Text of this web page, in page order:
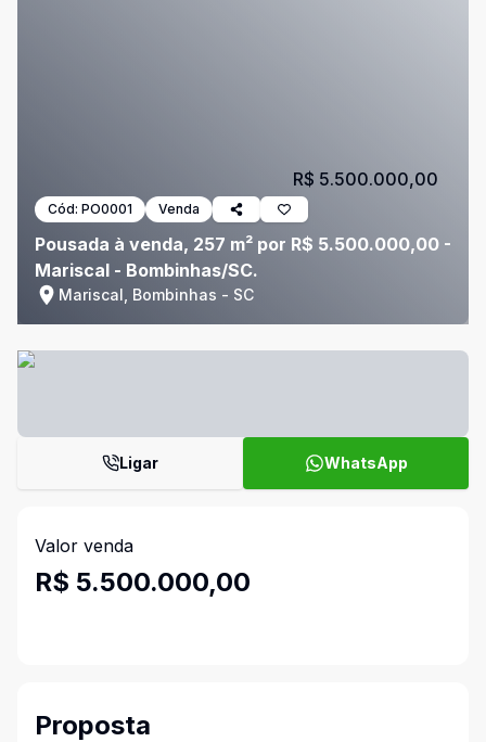
Cód: PO0001 Venda
Pousada à venda, 257 m² por R$ 5.500.000,00 -
Mariscal - Bombinhas/SC.
Mariscal, Bombinhas - SC
R$ 5.500.000,00
Ligar WhatsApp
Valor venda
R$ 5.500.000,00
Proposta